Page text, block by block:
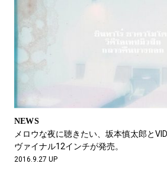
NEWS
メロウな夜に聴きたい、坂本慎太郎と
ヴァイナル12インチが発売。
2016.9.27 UP